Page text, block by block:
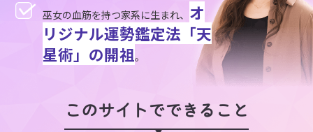
巫女の血筋を持つ家系に生まれ、 オ
リジナル運勢鑑定法「天
星術」の開祖。
このサイトでできること